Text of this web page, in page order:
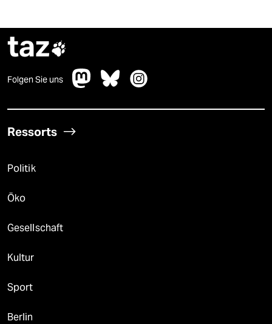
taz
Folgen Sie uns
Ressorts
Politik
Öko
Gesellschaft
Kultur
Sport
Berlin